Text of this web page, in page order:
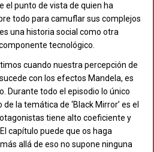
el punto de vista de quien ha
todo para camuflar sus complejos
una historia social como otra
tecnológico.
cuando nuestra percepción de
con los efectos Mandela, es
Durante todo el episodio lo único
la temática de ‘Black Mirror’ es el
tiene alto coeficiente y
capítulo puede que os haga
allá de eso no supone ninguna